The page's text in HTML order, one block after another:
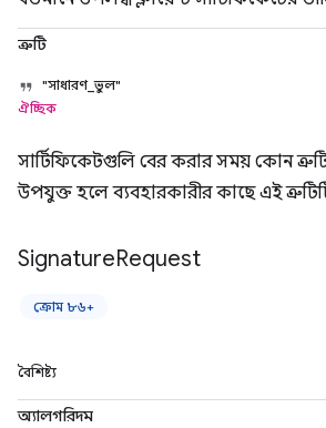
ত্রুটি
"সাধারণ_ভুল"
ঐচ্ছিক
সার্টিফিকেটগুলি বের করার সময় কোন
উপযুক্ত হলে ব্যবহারকারীর কাছে এই
SignatureRequest
ক্রোম ৮৬+
বৈশিষ্ট্য
অ্যালগরিদম